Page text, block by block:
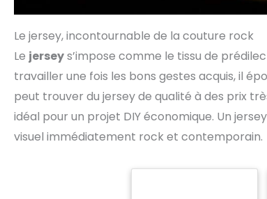
Le jersey, incontournable de la couture rock
Le jerseys’impose comme le tissu de
travailler une fois les bons gestes acquis, il
peut trouver du jersey de qualité à des prix
idéal pour un projet DIY économique. Un
visuel immédiatement rock et contemporain.